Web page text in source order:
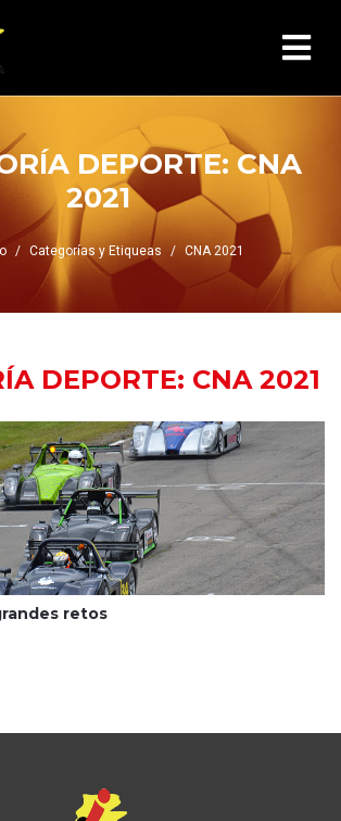
DEPORTE: CNA
2021
Categorías y Etiqueas CNA 2021
DEPORTE: CNA 2021
retos